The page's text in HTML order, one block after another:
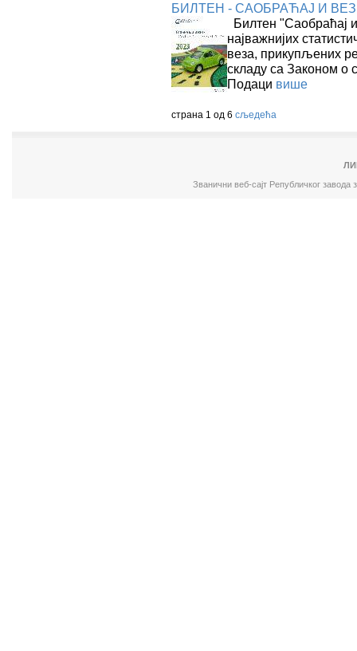
БИЛТЕН - САОБРАЋАЈ И
Билтен "Саобраћај
најважнијих
веза, прикупљених
складу са Законом о
Подаци више
страна 1 од 6 сљедећа
Званични веб-сајт Републичког